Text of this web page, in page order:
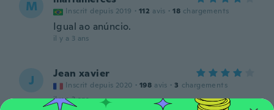
M Inscrit depuis 2019 · 112 avis · 18 chargements
Igual ao anúncio.
il y a 3 ans
J Jean xavier
Inscrit depuis 2020 · 198 avis · 3 chargements
il y a 3 ans